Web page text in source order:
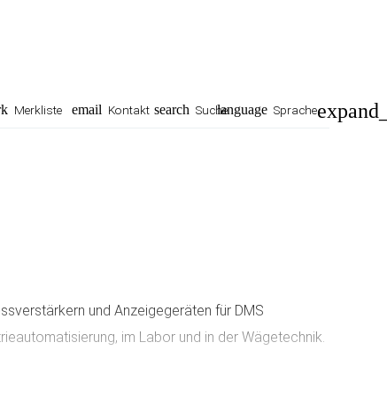
Merkliste email Kontakt search Suchelanguage Sprache
und Anzeigegeräten für DMS
im Labor und in der Wägetechnik.
RS232/485, Profibus, Ethernet und